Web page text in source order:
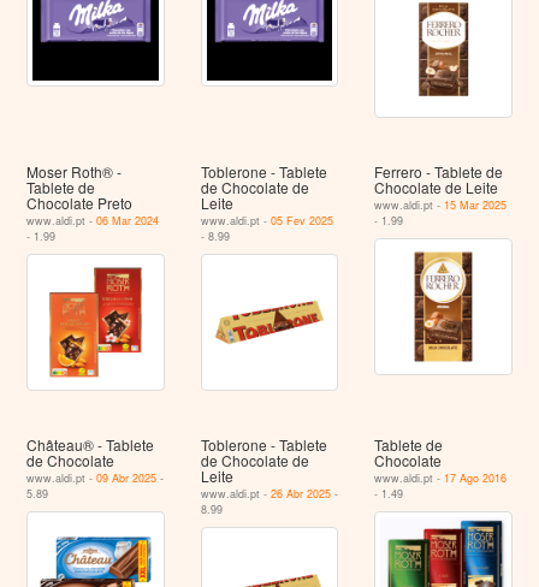
Moser Roth® -
Tablete de
Chocolate Preto
www.aldi.pt -06 Mar 2024
- 1.99
Toblerone - Tablete
de Chocolate de
Leite
www.aldi.pt - 05 Fev 2025
- 8.99
Ferrero - Tablete de
Chocolate de Leite
www.aldi.pt - 15 Mar 2025
- 1.99
Château® - Tablete
de Chocolate
www.aldi.pt -09 Abr 2025 -
5.89
Toblerone - Tablete
de Chocolate de
Leite
www.aldi.pt - 26 Abr 2025-
8.99
Tablete de
Chocolate
www.aldi.pt - 17 Ago 2016
- 1.49